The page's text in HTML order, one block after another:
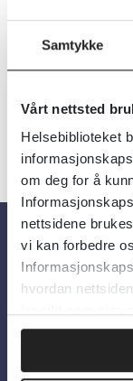
Samtykke
Vårt nettsted
Helsebiblioteket
om deg for å
nettsidene
vi kan forbedre
hvordan
Utgiver:St
Språk:Norsk
Om oss
Om
Personvern